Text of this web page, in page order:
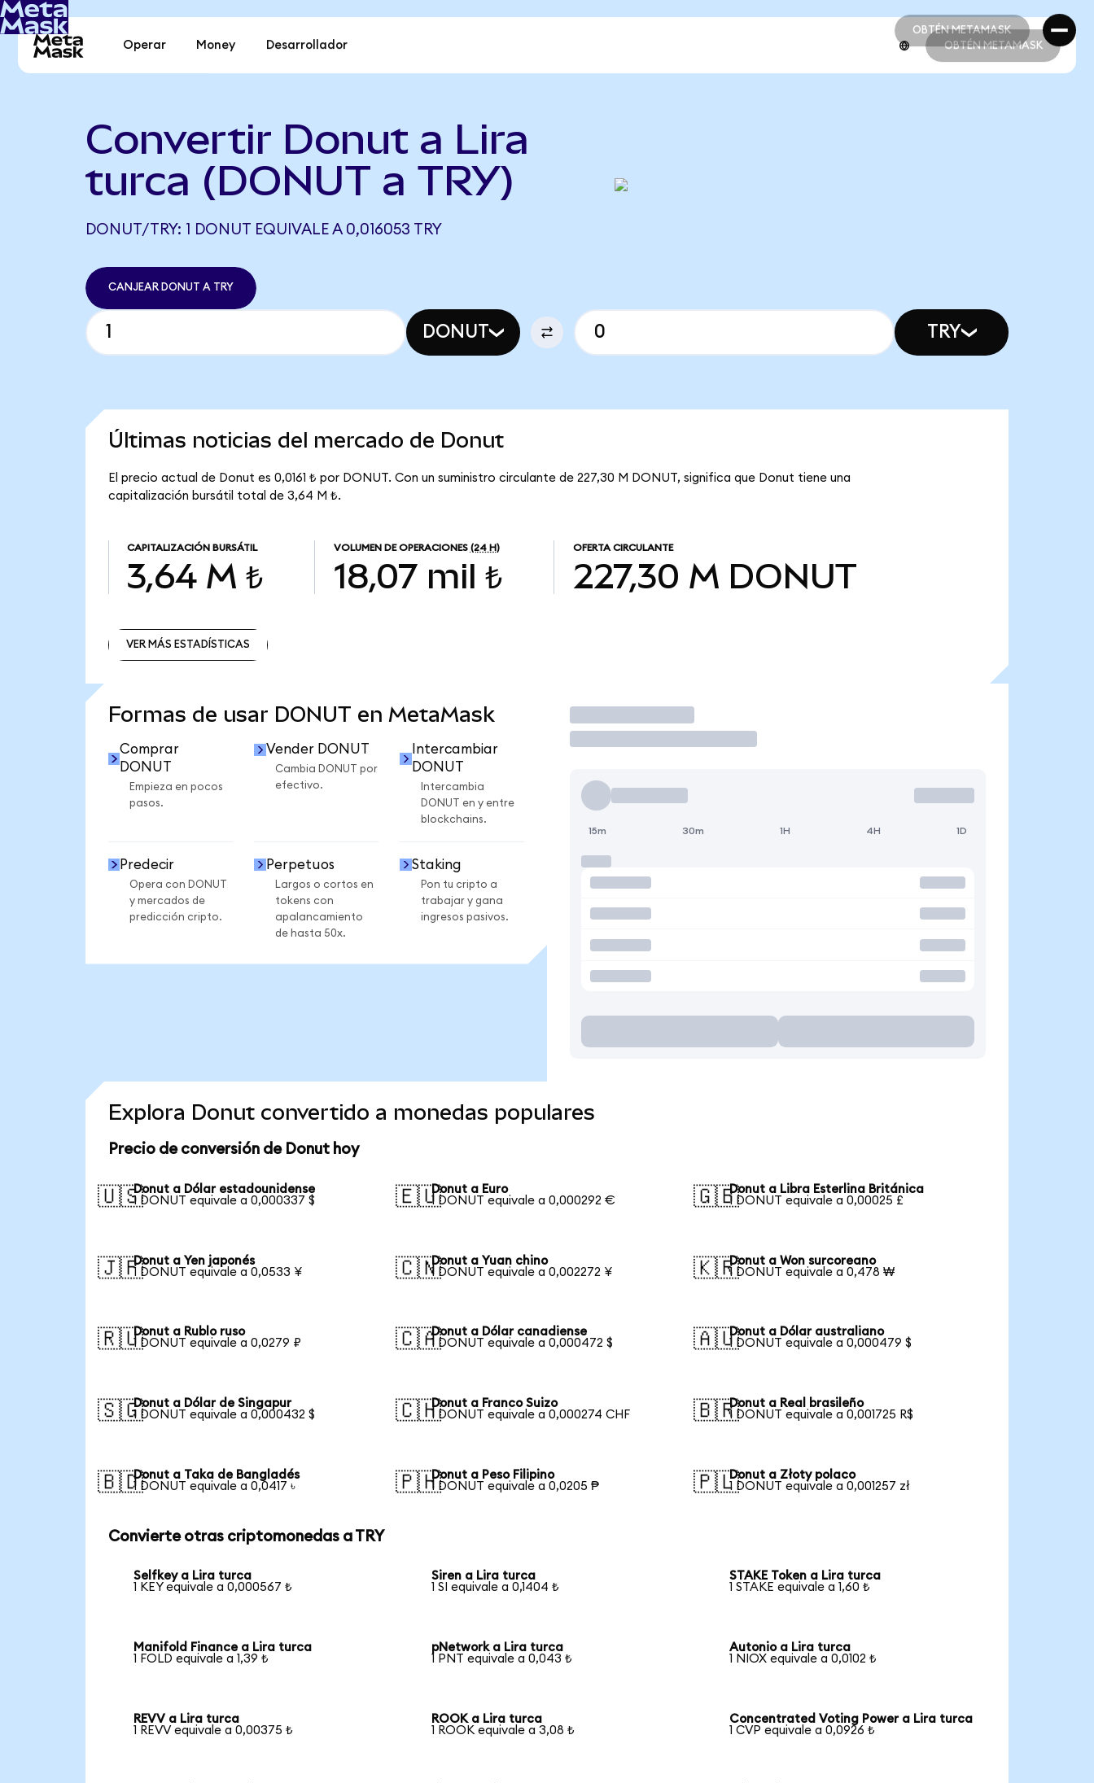
OBTÉN METAMASK
OBTÉN METAMASK
Operar Money Desarrollador OBTÉN METAMASK
Convertir Donut a Lira
turca (DONUT a TRY)
DONUT/TRY: 1 DONUT EQUIVALE A 0,016053 TRY
CANJEAR DONUT A TRY
DONUT TRY
Últimas noticias del mercado de Donut
El precio actual de Donut es 0,0161 ₺ por DONUT. Con un suministro circulante de 227,30 M DONUT, significa que Donut tiene una
capitalización bursátil total de 3,64 M ₺.
CAPITALIZACIÓN BURSÁTIL
3,64 M ₺
VOLUMEN DE OPERACIONES (24 H)
18,07 mil ₺
OFERTA CIRCULANTE
227,30 M DONUT
VER MÁS ESTADÍSTICAS
Formas de usar DONUT en MetaMask
Comprar
DONUT
Empieza en pocos
pasos.
Vender DONUT
Cambia DONUT por
efectivo.
Intercambiar
DONUT
Intercambia
DONUT en y entre
blockchains.
Predecir
Opera con DONUT
y mercados de
predicción cripto.
Perpetuos
Largos o cortos en
tokens con
apalancamiento
de hasta 50x.
Staking
Pon tu cripto a
trabajar y gana
ingresos pasivos.
Operar
15m 30m 1H 4H 1D
Explora Donut convertido a monedas populares
Precio de conversión de Donut hoy
🇺🇸Donut a Dólar estadounidense
1 DONUT equivale a 0,000337 $
🇪🇺Donut a Euro
1 DONUT equivale a 0,000292 €
🇬🇧Donut a Libra Esterlina Británica
1 DONUT equivale a 0,00025 £
🇯🇵Donut a Yen japonés
1 DONUT equivale a 0,0533 ¥
🇨🇳Donut a Yuan chino
1 DONUT equivale a 0,002272 ¥
🇰🇷Donut a Won surcoreano
1 DONUT equivale a 0,478 ₩
🇷🇺Donut a Rublo ruso
1 DONUT equivale a 0,0279 ₽
🇨🇦Donut a Dólar canadiense
1 DONUT equivale a 0,000472 $
🇦🇺Donut a Dólar australiano
1 DONUT equivale a 0,000479 $
🇸🇬Donut a Dólar de Singapur
1 DONUT equivale a 0,000432 $
🇨🇭Donut a Franco Suizo
1 DONUT equivale a 0,000274 CHF
🇧🇷Donut a Real brasileño
1 DONUT equivale a 0,001725 R$
🇧🇩Donut a Taka de Bangladés
1 DONUT equivale a 0,0417 ৳
🇵🇭Donut a Peso Filipino
1 DONUT equivale a 0,0205 ₱
🇵🇱Donut a Złoty polaco
1 DONUT equivale a 0,001257 zł
Convierte otras criptomonedas a TRY
Selfkey a Lira turca
1 KEY equivale a 0,000567 ₺
Siren a Lira turca
1 SI equivale a 0,1404 ₺
STAKE Token a Lira turca
1 STAKE equivale a 1,60 ₺
Manifold Finance a Lira turca
1 FOLD equivale a 1,39 ₺
pNetwork a Lira turca
1 PNT equivale a 0,043 ₺
Autonio a Lira turca
1 NIOX equivale a 0,0102 ₺
REVV a Lira turca
1 REVV equivale a 0,00375 ₺
ROOK a Lira turca
1 ROOK equivale a 3,08 ₺
Concentrated Voting Power a Lira turca
1 CVP equivale a 0,0926 ₺